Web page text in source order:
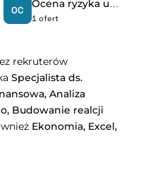
OC
1 ofert
rekruterów
Specjalista ds.
Analiza
Budowanie realcji
Ekonomia, Excel,